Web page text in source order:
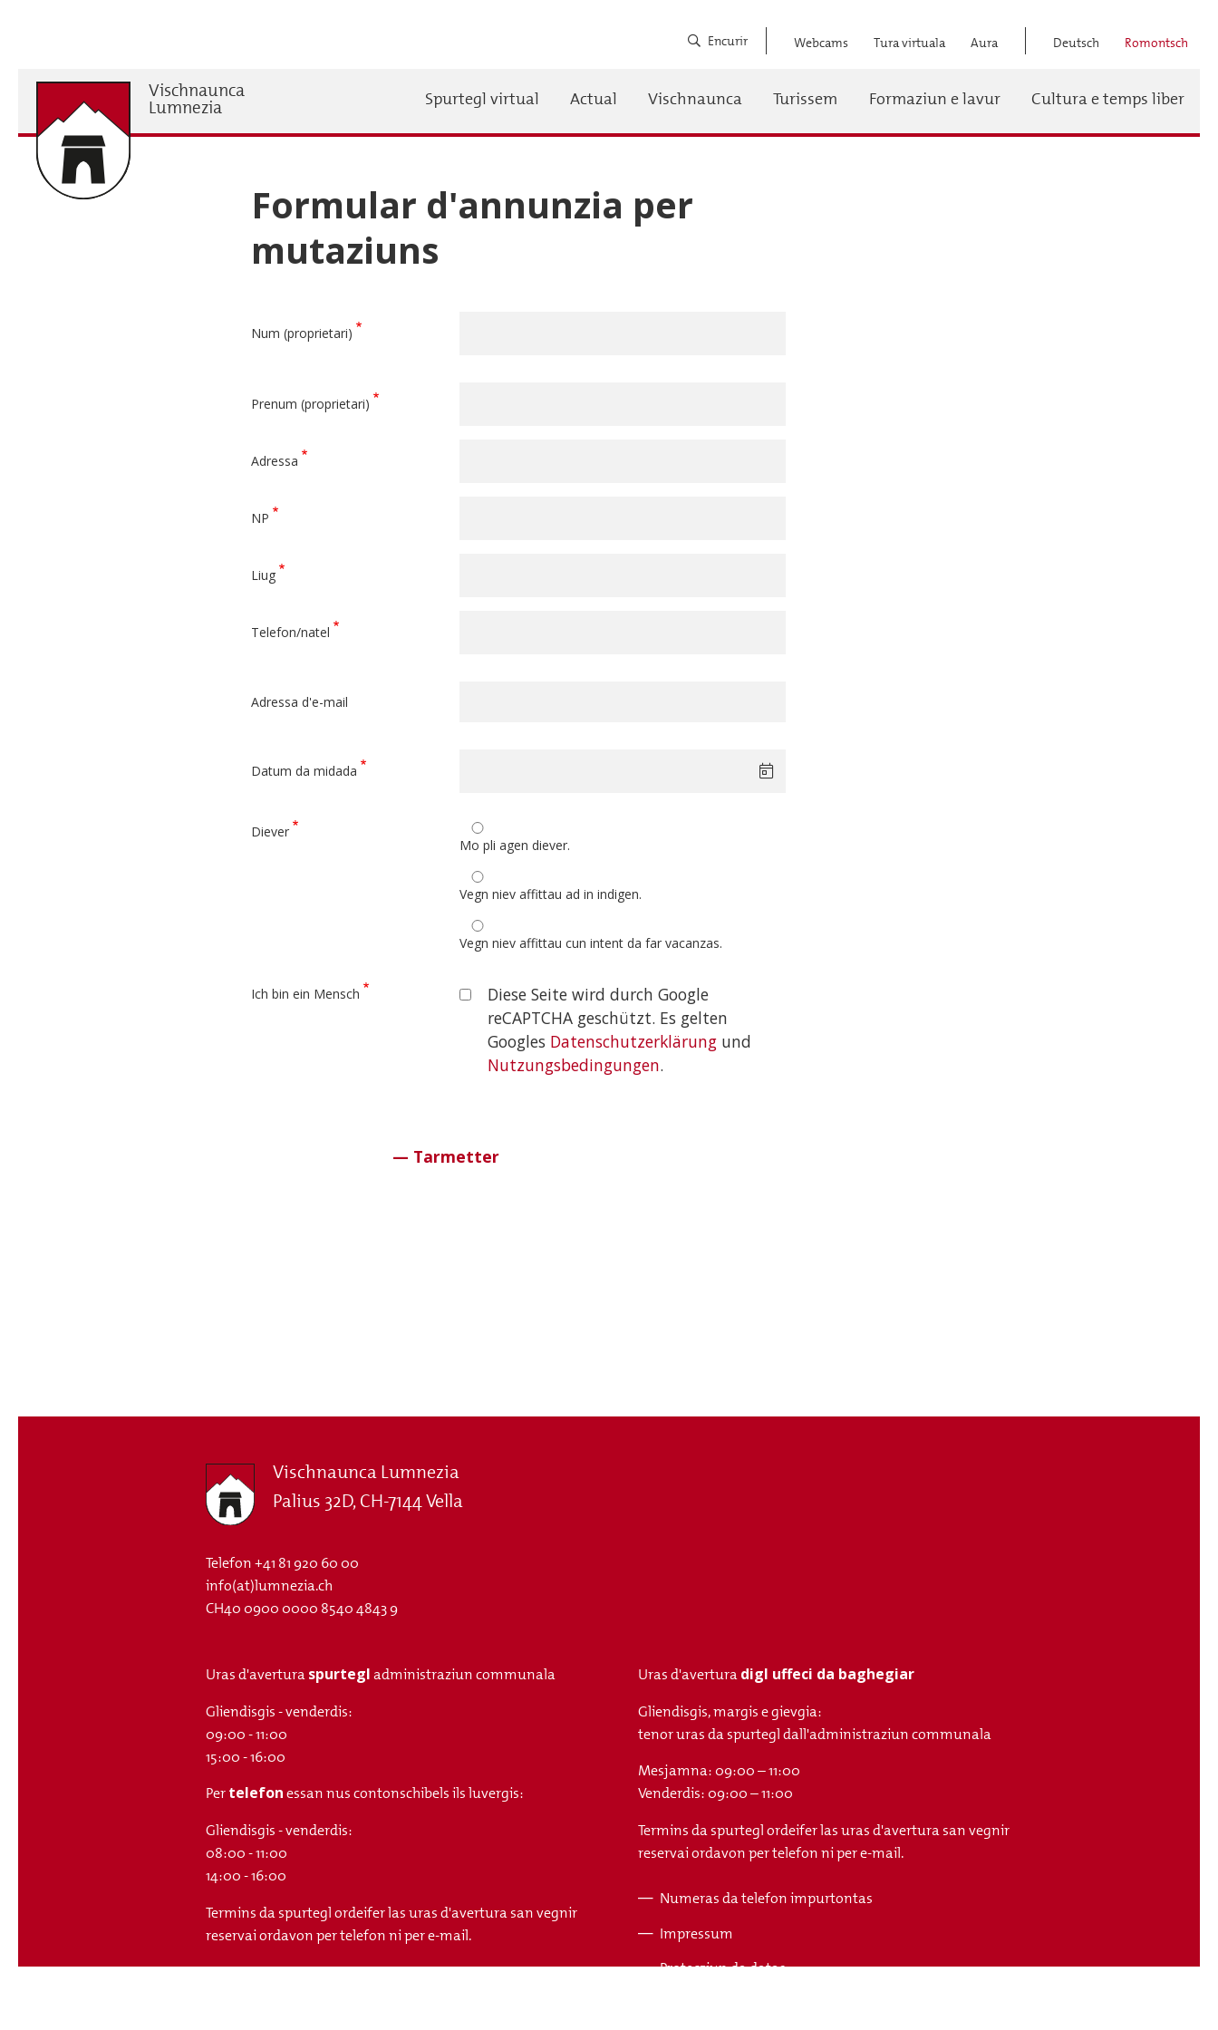
Encurir
Menü
Webcams Tura virtuala Aura Deutsch Romontsch
Vischnaunca
Lumnezia Hauptnavigation
Spurtegl virtual Actual Vischnaunca Turissem Formaziun e lavur Cultura e temps liber
Formular d'annunzia per
mutaziuns
Num (proprietari)
Prenum (proprietari)
Adressa
Adressa
NP
Liug
Telefon/natel
Adressa d'e-mail
Datum da midada
Diever
Mo pli agen diever.
Vegn niev affittau ad in indigen.
Vegn niev affittau cun intent da far vacanzas.
Ich bin ein Mensch
Diese Seite wird durch Google
reCAPTCHA geschützt. Es gelten
Googles Datenschutzerklärungund
Nutzungsbedingungen.
Vischnaunca Lumnezia
Palius 32D, CH-7144 Vella
Telefon+41 81 920 60 00
info(at)lumnezia.ch
CH40 0900 0000 8540 4843 9
Uras d'averturaspurtegladministraziun communala
Gliendisgis - venderdis:
09:00 - 11:00
15:00 - 16:00
Pertelefonessan nus contonschibels ils luvergis:
Gliendisgis - venderdis:
08:00 - 11:00
14:00 - 16:00
Termins da spurtegl ordeifer las uras d'avertura san vegnir
reservai ordavon per telefon ni per e-mail.
Uras d'averturadigl uffeci da baghegiar
Gliendisgis, margis e gievgia:
tenor uras da spurtegl dall'administraziun communala
Mesjamna: 09:00 – 11:00
Venderdis: 09:00 – 11:00
Termins da spurtegl ordeifer las uras d'avertura san vegnir
reservai ordavon per telefon ni per e-mail.
Numeras da telefon impurtontas
Impressum
Protecziun da datas